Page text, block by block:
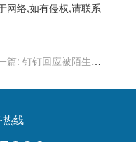
网络,如有侵权,请联系
篇: 钉钉回应被陌生人
确认属实，本周内完成
线